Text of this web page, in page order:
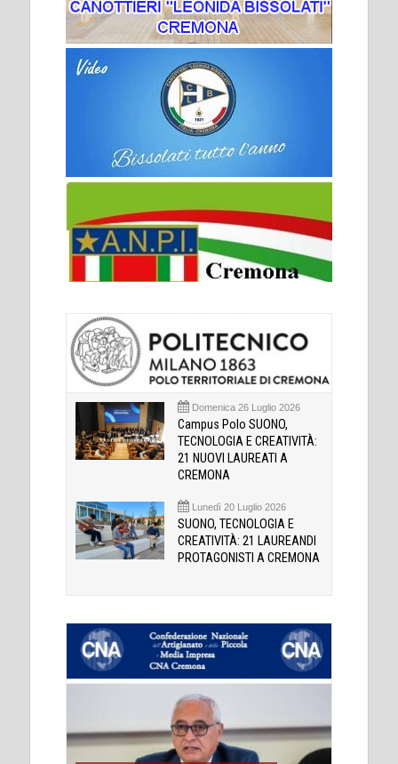
Domenica 26 Luglio 2026
Campus Polo SUONO,
TECNOLOGIA E CREATIVITÀ:
21 NUOVI LAUREATI A
CREMONA
Lunedì 20 Luglio 2026
SUONO, TECNOLOGIA E
CREATIVITÀ: 21 LAUREANDI
PROTAGONISTI A CREMONA